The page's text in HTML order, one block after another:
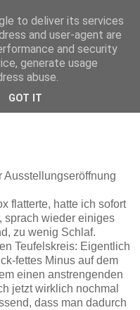
Ausstellungseröffnung
flatterte, hatte ich sofort
sprach wieder einiges
zu wenig Schlaf.
Teufelskreis: Eigentlich
fettes Minus auf dem
einen anstrengenden
jetzt wirklich nochmal
dass man dadurch
to deliver its services
and user-agent are
and security
generate usage
abuse.
GOT IT